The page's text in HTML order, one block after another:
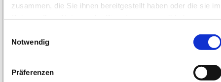
zusammen, die Sie ihnen bereitgestellt haben oder die sie im
Notwendig
Präferenzen
mit
Anschluss
G1/4(3)